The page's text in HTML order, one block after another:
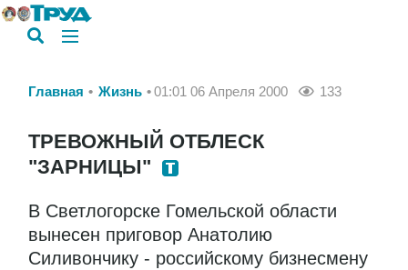
Главная Жизнь 01:01 06 Апреля 2000 133
ТРЕВОЖНЫЙ ОТБЛЕСК
"ЗАРНИЦЫ"
В Светлогорске Гомельской области
вынесен приговор Анатолию
Силивончику - российскому бизнесмену